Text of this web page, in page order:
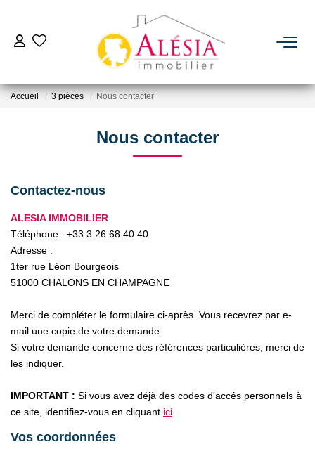
ACHETER
BIENS VENDUS / LOUÉS
NOTRE AGENCE
Qui Sommes Nous
CONTACT
Accueil 3 pièces Nous contacter
Nous contacter
Contactez-nous
ALESIA IMMOBILIER
Téléphone : +33 3 26 68 40 40
Adresse :
1ter rue Léon Bourgeois
51000 CHALONS EN CHAMPAGNE
Merci de compléter le formulaire ci-après. Vous recevrez par e-
mail une copie de votre demande.
Si votre demande concerne des références particulières, merci de
les indiquer.
IMPORTANT : Si vous avez déjà des codes d'accés personnels à
ce site, identifiez-vous en cliquant ici
Vos coordonnées